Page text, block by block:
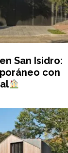
San Isidro:
con